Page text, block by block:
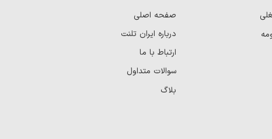
صفحه اصلی
درباره ایران تلنت
ارتباط با ما
سوالات متداول
بلاگ